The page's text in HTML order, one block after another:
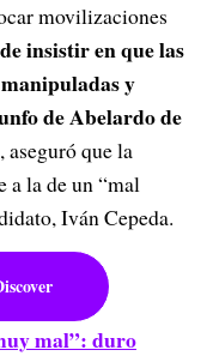
movilizaciones
insistir en que las
y
de Abelardo de
aseguró que la
a la de un “mal
Iván Cepeda.
mal”: duro